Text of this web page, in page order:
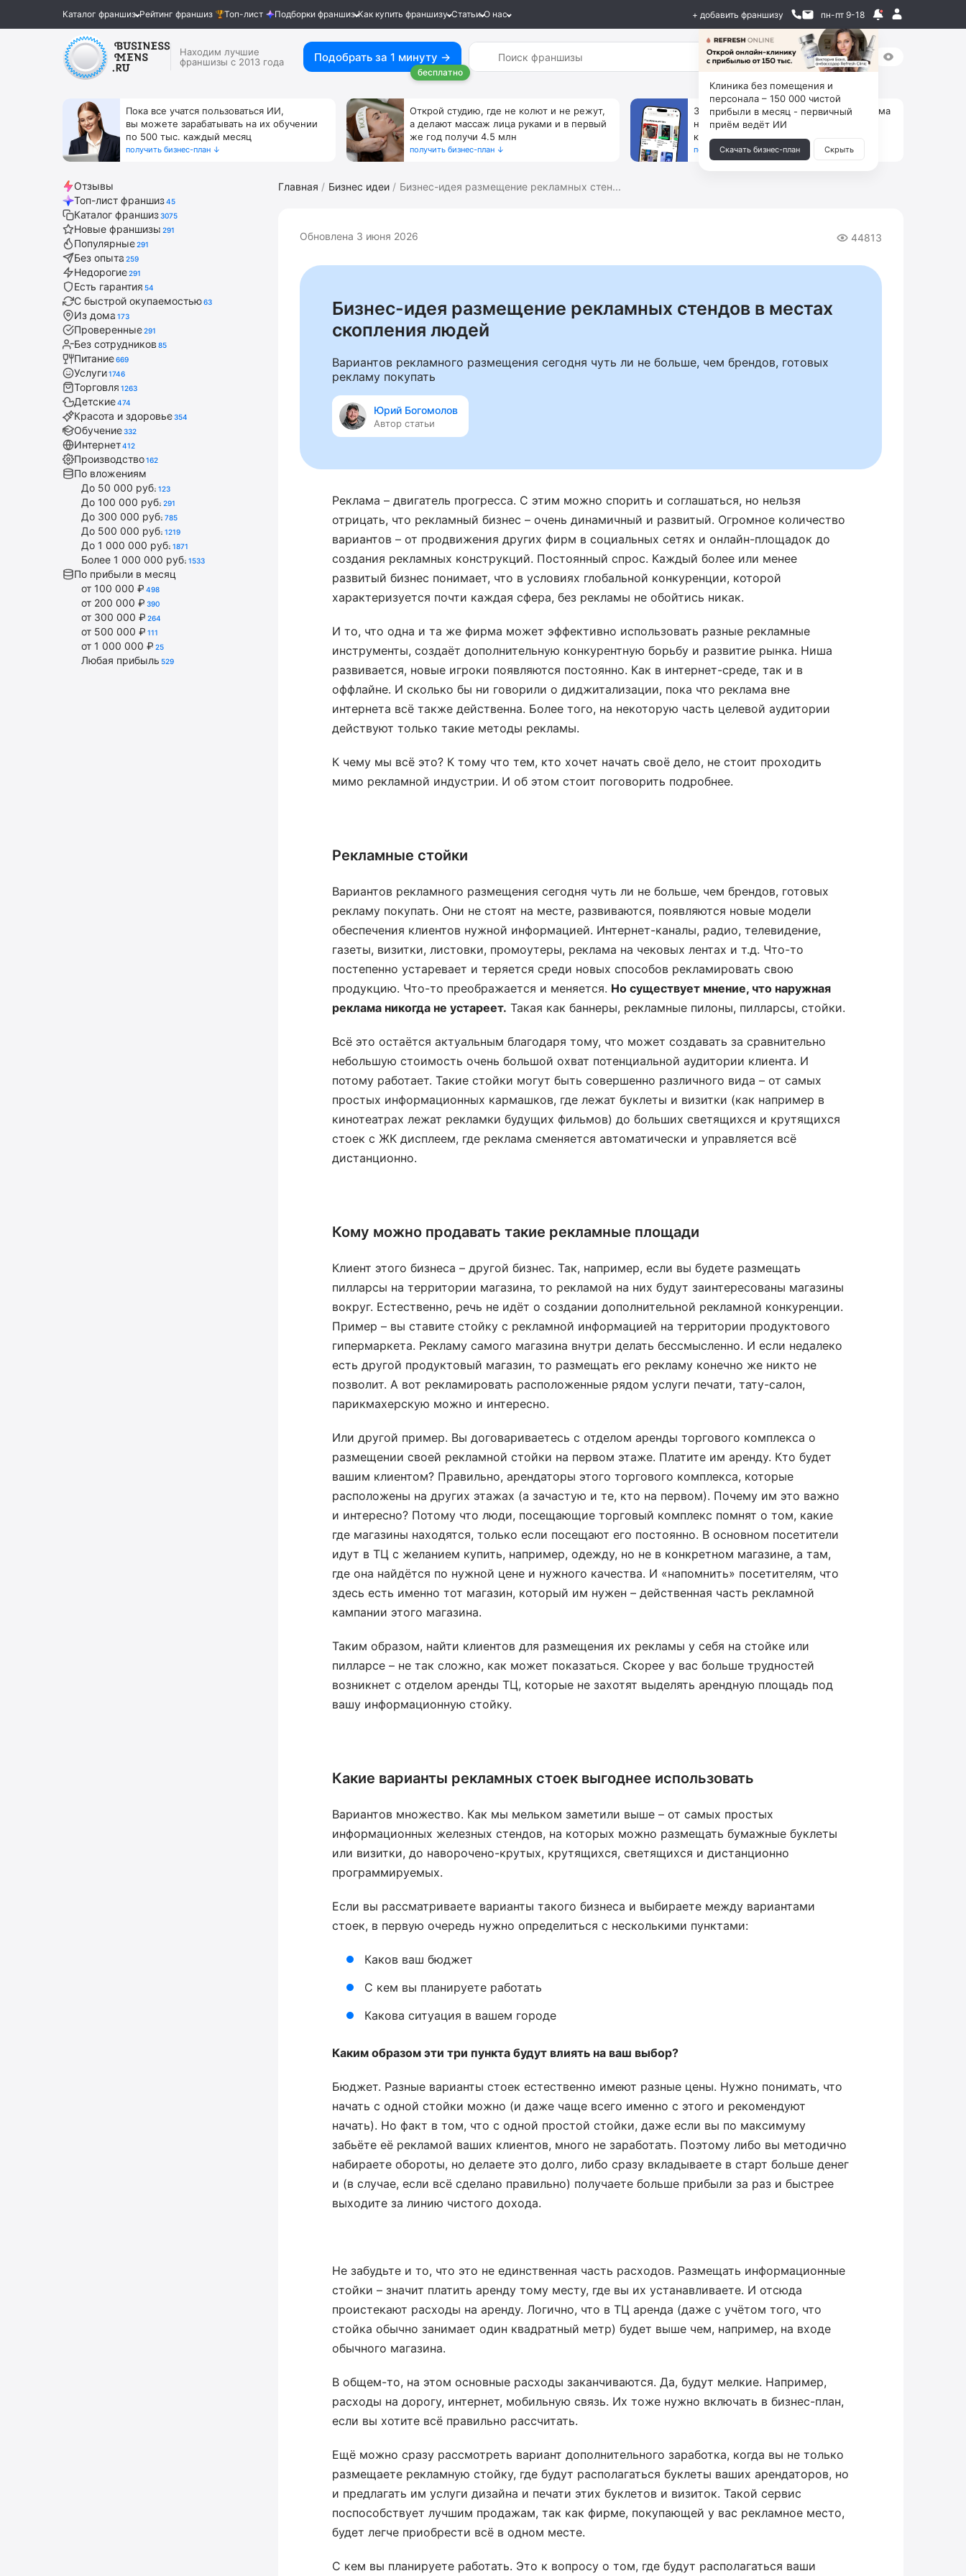
Каталог франшиз Рейтинг франшиз Топ-лист Подборки франшиз Как купить франшизу Статьи О нас + добавить франшизу пн-пт 9-18
Находим лучшие
франшизы с 2013 года
Подобрать за 1 минуту →
бесплатно
Пока все учатся пользоваться ИИ,
вы можете зарабатывать на их обучении
по 500 тыс. каждый месяц
получить бизнес-план ↓
Открой студию, где не колют и не режут,
а делают массаж лица руками и в первый
же год получи 4.5 млн
получить бизнес-план ↓
За 90 тыс. открой магазин на Авито, дома
ни коробок, ни товара, ни склада, зато
каждый месяц +125 тыс. чистыми
получить бизнес-план ↓
Отзывы
Топ-лист франшиз45
Каталог франшиз3075
Новые франшизы 291
Популярные291
Без опыта 259
Недорогие291
Есть гарантия 54
С быстрой окупаемостью63
Из дома 173
Проверенные291
Без сотрудников 85
Питание669
Услуги1746
Торговля 1263
Детские474
Красота и здоровье354
Обучение332
Интернет412
Производство162
По вложениям
До 50 000 руб. 123
До 100 000 руб. 291
До 300 000 руб. 785
До 500 000 руб. 1219
До 1 000 000 руб. 1871
Более 1 000 000 руб. 1533
По прибыли в месяц
от 100 000 ₽ 498
от 200 000 ₽ 390
от 300 000 ₽ 264
от 500 000 ₽ 111
от 1 000 000 ₽ 25
Любая прибыль 529
Главная Бизнес идеи Бизнес-идея размещение рекламных стен...
Обновлена 3 июня 2026 44813
Бизнес-идея размещение рекламных стендов в местах
скопления людей
Вариантов рекламного размещения сегодня чуть ли не больше, чем брендов, готовых
рекламу покупать
Юрий Богомолов
Автор статьи
Реклама – двигатель прогресса. С этим можно спорить и соглашаться, но нельзя
отрицать, что рекламный бизнес – очень динамичный и развитый. Огромное количество
вариантов – от продвижения других фирм в социальных сетях и онлайн-площадок до
создания рекламных конструкций. Постоянный спрос. Каждый более или менее
развитый бизнес понимает, что в условиях глобальной конкуренции, которой
характеризуется почти каждая сфера, без рекламы не обойтись никак.
И то, что одна и та же фирма может эффективно использовать разные рекламные
инструменты, создаёт дополнительную конкурентную борьбу и развитие рынка. Ниша
развивается, новые игроки появляются постоянно. Как в интернет-среде, так и в
оффлайне. И сколько бы ни говорили о диджитализации, пока что реклама вне
интернета всё также действенна. Более того, на некоторую часть целевой аудитории
действуют только такие методы рекламы.
К чему мы всё это? К тому что тем, кто хочет начать своё дело, не стоит проходить
мимо рекламной индустрии. И об этом стоит поговорить подробнее.
Рекламные стойки
Вариантов рекламного размещения сегодня чуть ли не больше, чем брендов, готовых
рекламу покупать. Они не стоят на месте, развиваются, появляются новые модели
обеспечения клиентов нужной информацией. Интернет-каналы, радио, телевидение,
газеты, визитки, листовки, промоутеры, реклама на чековых лентах и т.д. Что-то
постепенно устаревает и теряется среди новых способов рекламировать свою
продукцию. Что-то преображается и меняется. Но существует мнение, что наружная
реклама никогда не устареет. Такая как баннеры, рекламные пилоны, пилларсы, стойки.
Всё это остаётся актуальным благодаря тому, что может создавать за сравнительно
небольшую стоимость очень большой охват потенциальной аудитории клиента. И
потому работает. Такие стойки могут быть совершенно различного вида – от самых
простых информационных кармашков, где лежат буклеты и визитки (как например в
кинотеатрах лежат рекламки будущих фильмов) до больших светящихся и крутящихся
стоек с ЖК дисплеем, где реклама сменяется автоматически и управляется всё
дистанционно.
Кому можно продавать такие рекламные площади
Клиент этого бизнеса – другой бизнес. Так, например, если вы будете размещать
пилларсы на территории магазина, то рекламой на них будут заинтересованы магазины
вокруг. Естественно, речь не идёт о создании дополнительной рекламной конкуренции.
Пример – вы ставите стойку с рекламной информацией на территории продуктового
гипермаркета. Рекламу самого магазина внутри делать бессмысленно. И если недалеко
есть другой продуктовый магазин, то размещать его рекламу конечно же никто не
позволит. А вот рекламировать расположенные рядом услуги печати, тату-салон,
парикмахерскую можно и интересно.
Или другой пример. Вы договариваетесь с отделом аренды торгового комплекса о
размещении своей рекламной стойки на первом этаже. Платите им аренду. Кто будет
вашим клиентом? Правильно, арендаторы этого торгового комплекса, которые
расположены на других этажах (а зачастую и те, кто на первом). Почему им это важно
и интересно? Потому что люди, посещающие торговый комплекс помнят о том, какие
где магазины находятся, только если посещают его постоянно. В основном посетители
идут в ТЦ с желанием купить, например, одежду, но не в конкретном магазине, а там,
где она найдётся по нужной цене и нужного качества. И «напомнить» посетителям, что
здесь есть именно тот магазин, который им нужен – действенная часть рекламной
кампании этого магазина.
Таким образом, найти клиентов для размещения их рекламы у себя на стойке или
пилларсе – не так сложно, как может показаться. Скорее у вас больше трудностей
возникнет с отделом аренды ТЦ, которые не захотят выделять арендную площадь под
вашу информационную стойку.
Какие варианты рекламных стоек выгоднее использовать
Вариантов множество. Как мы мельком заметили выше – от самых простых
информационных железных стендов, на которых можно размещать бумажные буклеты
или визитки, до наворочено-крутых, крутящихся, светящихся и дистанционно
программируемых.
Если вы рассматриваете варианты такого бизнеса и выбираете между вариантами
стоек, в первую очередь нужно определиться с несколькими пунктами:
Каков ваш бюджет
С кем вы планируете работать
Какова ситуация в вашем городе
Каким образом эти три пункта будут влиять на ваш выбор?
Бюджет. Разные варианты стоек естественно имеют разные цены. Нужно понимать, что
начать с одной стойки можно (и даже чаще всего именно с этого и рекомендуют
начать). Но факт в том, что с одной простой стойки, даже если вы по максимуму
забьёте её рекламой ваших клиентов, много не заработать. Поэтому либо вы методично
набираете обороты, но делаете это долго, либо сразу вкладываете в старт больше денег
и (в случае, если всё сделано правильно) получаете больше прибыли за раз и быстрее
выходите за линию чистого дохода.
Не забудьте и то, что это не единственная часть расходов. Размещать информационные
стойки – значит платить аренду тому месту, где вы их устанавливаете. И отсюда
проистекают расходы на аренду. Логично, что в ТЦ аренда (даже с учётом того, что
стойка обычно занимает один квадратный метр) будет выше чем, например, на входе
обычного магазина.
В общем-то, на этом основные расходы заканчиваются. Да, будут мелкие. Например,
расходы на дорогу, интернет, мобильную связь. Их тоже нужно включать в бизнес-план,
если вы хотите всё правильно рассчитать.
Ещё можно сразу рассмотреть вариант дополнительного заработка, когда вы не только
размещаете рекламную стойку, где будут располагаться буклеты ваших арендаторов, но
и предлагать им услуги дизайна и печати этих буклетов и визиток. Такой сервис
поспособствует лучшим продажам, так как фирме, покупающей у вас рекламное место,
будет легче приобрести всё в одном месте.
С кем вы планируете работать. Это к вопросу о том, где будут располагаться ваши
Клиника без помещения и
персонала – 150 000 чистой
прибыли в месяц - первичный
приём ведёт ИИ
Скачать бизнес-план Скрыть